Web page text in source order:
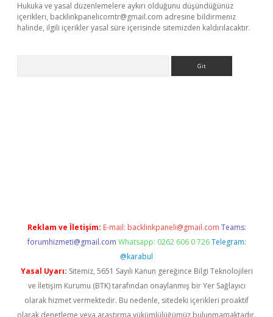
Hukuka ve yasal düzenlemelere aykırı olduğunu düşündüğünüz
içerikleri, backlinkpanelicomtr@gmail.com adresine bildirmeniz
halinde, ilgili içerikler yasal süre içerisinde sitemizden kaldırılacaktır.
Reklam ve İletişim: E-mail: backlinkpaneli@gmail.com Teams:
forumhizmeti@gmail.com Whatsapp: 0262 606 0 726 Telegram:
@karabul
Yasal Uyarı: Sitemiz, 5651 Sayılı Kanun gereğince Bilgi Teknolojileri
ve İletişim Kurumu (BTK) tarafından onaylanmış bir Yer Sağlayıcı
olarak hizmet vermektedir. Bu nedenle, sitedeki içerikleri proaktif
olarak denetleme veya araştırma yükümlülüğümüz bulunmamaktadır.